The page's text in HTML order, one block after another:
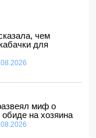
новые
Родри от
чем
для
миф о
на хозяина